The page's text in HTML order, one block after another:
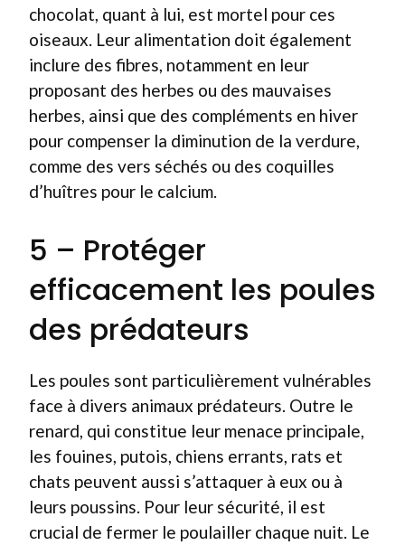
chocolat, quant à lui, est mortel pour ces
oiseaux. Leur alimentation doit également
inclure des fibres, notamment en leur
proposant des herbes ou des mauvaises
herbes, ainsi que des compléments en hiver
pour compenser la diminution de la verdure,
comme des vers séchés ou des coquilles
d’huîtres pour le calcium.
5 – Protéger
efficacement les poules
des prédateurs
Les poules sont particulièrement vulnérables
face à divers animaux prédateurs. Outre le
renard, qui constitue leur menace principale,
les fouines, putois, chiens errants, rats et
chats peuvent aussi s’attaquer à eux ou à
leurs poussins. Pour leur sécurité, il est
crucial de fermer le poulailler chaque nuit. Le